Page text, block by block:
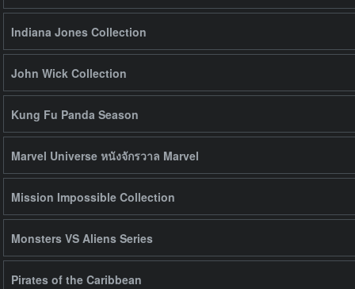
Indiana Jones Collection
John Wick Collection
Kung Fu Panda Season
Marvel Universe หนังจักรวาล Marvel
Mission Impossible Collection
Monsters VS Aliens Series
Pirates of the Caribbean